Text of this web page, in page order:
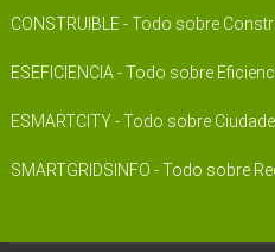
CONSTRUIBLE - Todo sobre
ESEFICIENCIA - Todo sobre
ESMARTCITY - Todo sobre
SMARTGRIDSINFO - Todo sobre